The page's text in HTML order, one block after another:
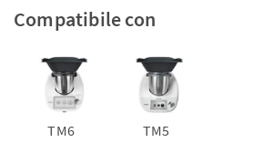
Compatibile con
TM6 TM5